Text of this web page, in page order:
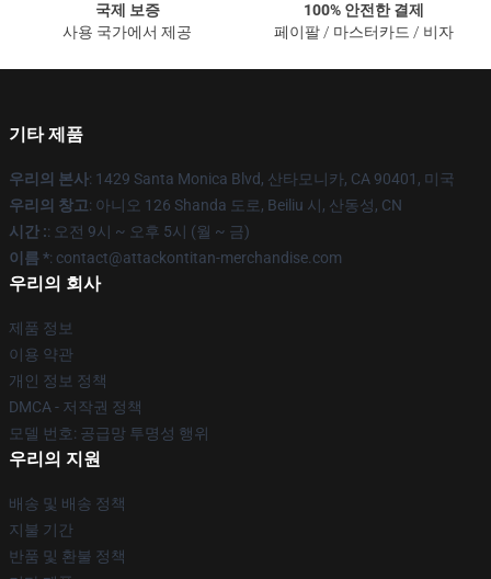
국제 보증
사용 국가에서 제공
100% 안전한 결제
페이팔 / 마스터카드 / 비자
기타 제품
우리의 본사: 1429 Santa Monica Blvd, 산타모니카, CA 90401, 미국
우리의 창고: 아니오 126 Shanda 도로, Beiliu 시, 산동성, CN
시간 :: 오전 9시 ~ 오후 5시 (월 ~ 금)
이름 *: contact@attackontitan-merchandise.com
우리의 회사
제품 정보
이용 약관
개인 정보 정책
DMCA - 저작권 정책
모델 번호: 공급망 투명성 행위
우리의 지원
배송 및 배송 정책
지불 기간
반품 및 환불 정책